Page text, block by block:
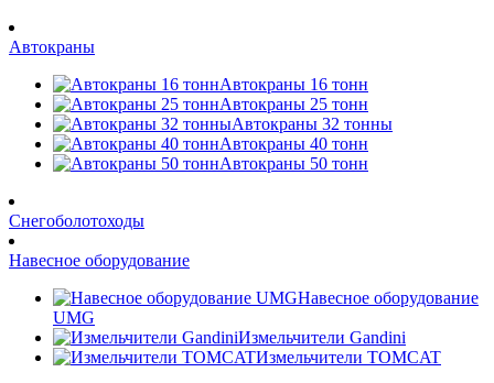
Автокраны
Автокраны 16 тонн
Автокраны 25 тонн
Автокраны 32 тонны
Автокраны 40 тонн
Автокраны 50 тонн
Снегоболотоходы
Навесное оборудование
Навесное оборудование
UMG
Измельчители Gandini
Измельчители TOMCAT